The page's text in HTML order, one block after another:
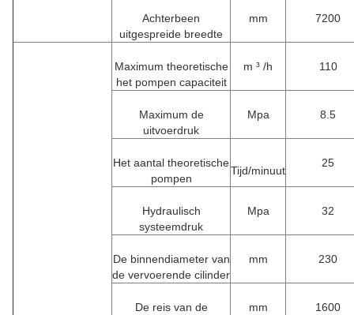
Achterbeen
uitgespreide breedte
mm 7200
Maximum theoretische
het pompen capaciteit
m ³ /h 110
Maximum de
uitvoerdruk
Mpa 8.5
Het aantal theoretische
pompen
Tijd/minuut
25
Hydraulisch
systeemdruk
Mpa 32
De binnendiameter van
de vervoerende cilinder
mm 230
De reis van de
mm 1600